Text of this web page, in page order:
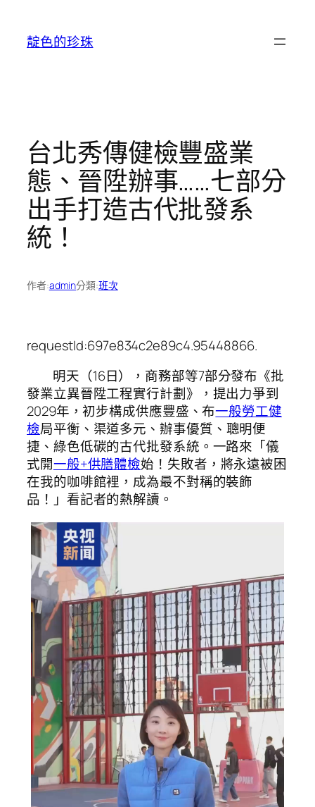
靛色的珍珠
台北秀傳健檢豐盛業
態、晉陞辦事……七部分
出手打造古代批發系
統！
作者:admin分類:班次
requestId:697e834c2e89c4.95448866.
明天（16日），商務部等7部分發布《批
發業立異晉陞工程實行計劃》，提出力爭到
2029年，初步構成供應豐盛、布一般勞工健
檢局平衡、渠道多元、辦事優質、聰明便
捷、綠色低碳的古代批發系統。一路來「儀
式開一般+供膳體檢始！失敗者，將永遠被困
在我的咖啡館裡，成為最不對稱的裝飾
品！」看記者的熱解讀。